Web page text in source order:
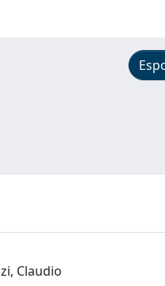
Claudio